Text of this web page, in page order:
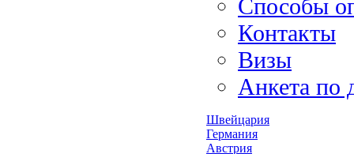
Способы
Контакты
Визы
Анкета по
Швейцария
Германия
Австрия